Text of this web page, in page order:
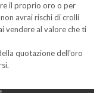
il proprio oro o per
avrai rischi di crolli
vendere al valore che ti
quotazione dell'oro